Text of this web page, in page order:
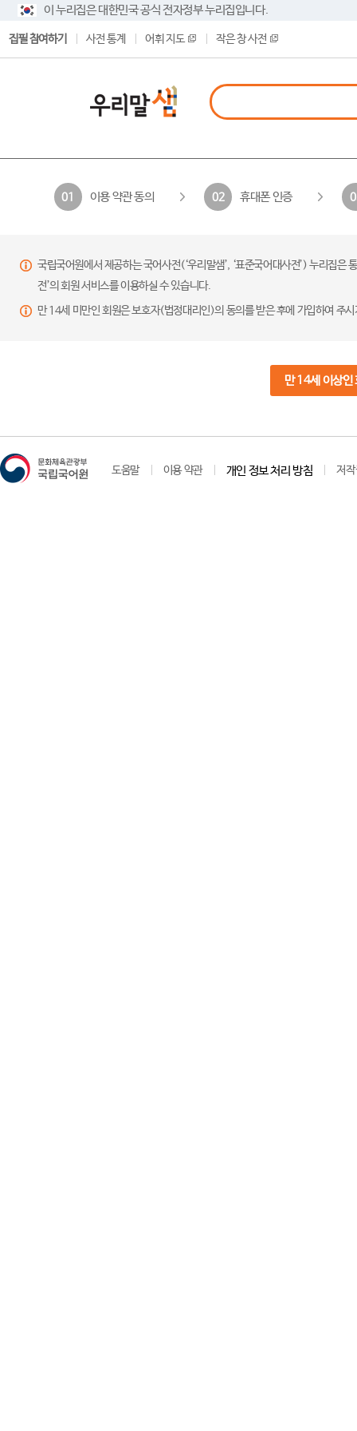
이 누리집은 대한민국 공식 전자정부 누리집입니다.
집필 참여하기 사전 통계 어휘 지도 작은 창 사전
01 이용 약관 동의 02 휴대폰 인증
국립국어원에서 제공하는 국어사전(‘우리말샘’, ‘표준국어대사전’) 누리집
전’의 회원 서비스를 이용하실 수 있습니다.
만 14세 미만인 회원은 보호자(법정대리인)의 동의를 받은 후에 가입하여 주
만 14세 이상인
도움말 이용 약관 개인 정보 처리 방침 저